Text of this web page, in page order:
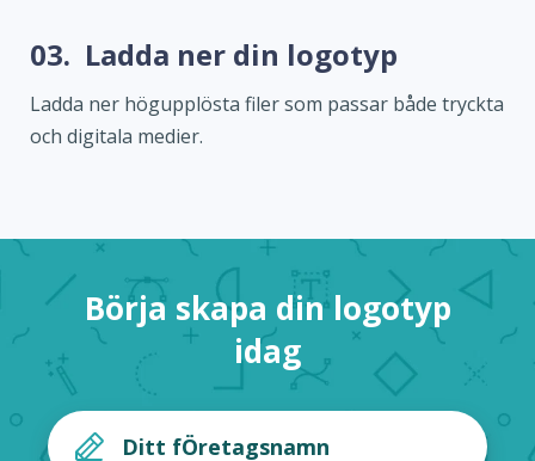
03. Ladda ner din logotyp
Ladda ner högupplösta filer som passar både tryckta
och digitala medier.
Börja skapa din logotyp
idag